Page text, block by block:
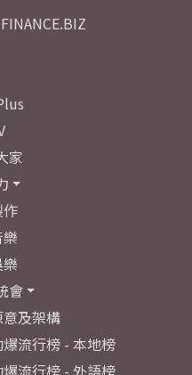
家
會
及架構
流行榜 - 本地榜
流行榜 - 外語榜